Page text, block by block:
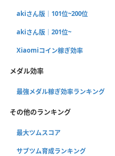
akiさん版｜101位~200位
akiさん版｜201位~
Xiaomiコイン稼ぎ効率
メダル効率
最強メダル稼ぎ効率ランキング
その他のランキング
最大ツムスコア
サブツム育成ランキング